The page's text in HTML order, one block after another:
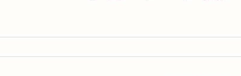
المؤسسة إلى مرحلة بارزة في رحلتها الأكاديمية المستمرة. وقد